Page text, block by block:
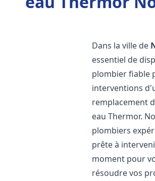
Dans la ville de
essentiel de
plombier fiable
interventions
remplacement
eau Thermor.
plombiers
prête à
moment pour
résoudre vos